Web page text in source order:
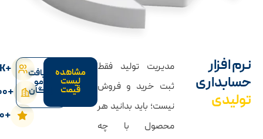
نرم افزار
حسابداری
تولیدی
مدیریت تولید فقط
ثبت خرید و فروش
نیست؛ باید بدانید هر
محصول با چه
مشاهده
لیست
قیمت
دریافت
دمو
رایگان
+۲۰۰K
+2۰۰
+۲۰